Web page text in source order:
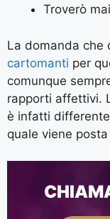
Troverò
La domanda che
cartomanti per
comunque
rapporti affettivi.
è infatti
quale viene